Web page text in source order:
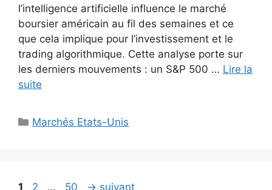
l’intelligence artificielle influence le marché
boursier américain au fil des semaines et ce
que cela implique pour l’investissement et le
trading algorithmique. Cette analyse porte sur
les derniers mouvements : un S&P 500 … Lire la
suite
Catégories
Marchés Etats-Unis
Page
1 Page
2 … Page
50 → suivant